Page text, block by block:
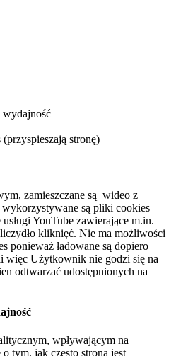
wydajność
stronę)
zamieszczane są wideo z
są pliki cookies
YouTube zawierające m.in.
kliknięć. Nie ma możliwości
ponieważ ładowane są dopiero
więc Użytkownik nie godzi się na
odtwarzać udostępnionych na
wpływającym na
tym, jak często strona jest